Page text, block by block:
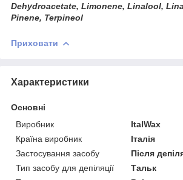
Dehydroacetate, Limonene, Linalool,
Pinene, Terpineol
Приховати
Характеристики
Основні
Виробник
ItalWax
Країна виробник
Італія
Застосування засобу
Після
Тип засобу для депіляції
Тальк